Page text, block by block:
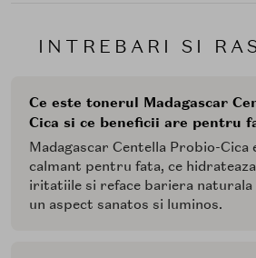
INTREBARI SI
Ce este tonerul Madagascar
Cica si ce beneficii are pentru
Madagascar Centella Probio-Cica
calmant pentru fata, ce
iritatiile si reface bariera naturala
un aspect sanatos si luminos.